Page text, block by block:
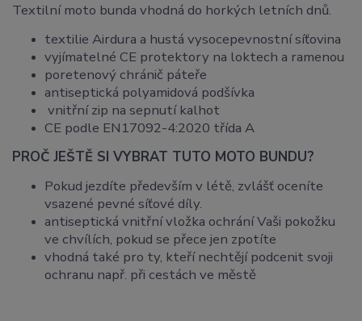
Textilní moto bunda vhodná do horkých letních dnů.
textilie Airdura a hustá vysocepevnostní síťovina
vyjímatelné CE protektory na loktech a ramenou
poretenový chránič páteře
antiseptická polyamidová podšívka
vnitřní zip na sepnutí kalhot
CE podle EN17092-4:2020 třída A
PROČ JEŠTĚ SI VYBRAT TUTO MOTO BUNDU?
Pokud jezdíte především v létě, zvlášť oceníte
vsazené pevné síťové díly.
antiseptická vnitřní vložka ochrání Vaši pokožku
ve chvílích, pokud se přece jen zpotíte
vhodná také pro ty, kteří nechtějí podcenit svoji
ochranu např. při cestách ve městě